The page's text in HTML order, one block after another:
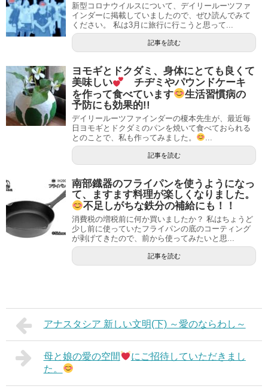
新型コロナウイルスについて、デイリールーツファ
インダーに掲載していましたので、ぜひ読んでみて
ください。 私は3月に旅行に行こうと思って...
記事を読む
ヨモギとドクダミ、身体にとても良くて
美味しい
チヂミやパウンドケーキ
を作って食べています
生活習慣病の
予防にも効果的!!
デイリールーツファインダーの榎本先生が、最近毎
日ヨモギとドクダミのパンを焼いて食べておられる
とのことで、私も作ってみました。
記事を読む
南部鐡器のフライパンを使うようになっ
て、ますます料理が楽しくなりました。
不足しがちな鉄分の補給にも！！
消費税の増税前に何か買いましたか？ 私はちょうど
少し前に使っていたフライパンの底のコーティング
が剥げてきたので、前から使ってみたいと思...
記事を読む
アナスタシア 新しい文明(下) ～愛のならわし～
母と娘の愛の空間
にご招待していただきまし
た。